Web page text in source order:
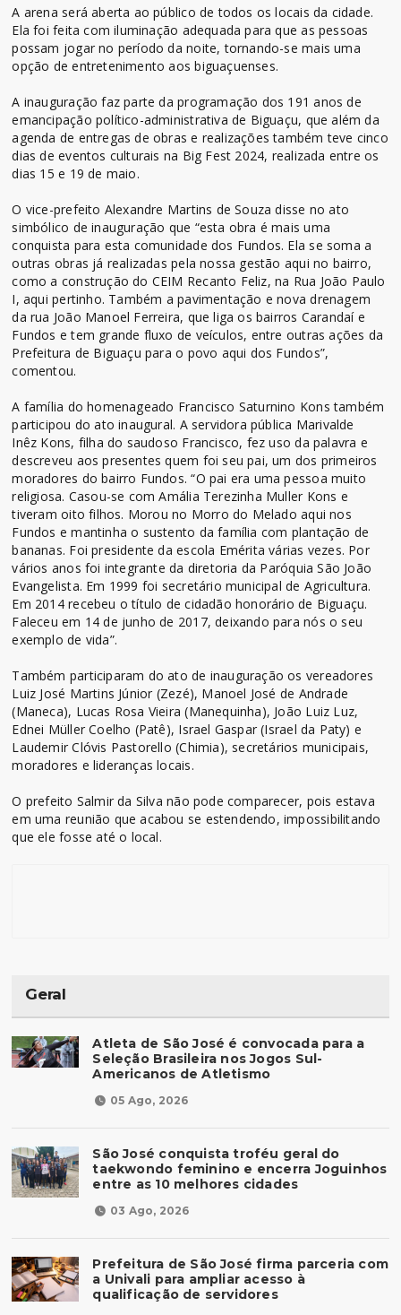
A arena será aberta ao público de todos os locais da cidade.
Ela foi feita com iluminação adequada para que as pessoas
possam jogar no período da noite, tornando-se mais uma
opção de entretenimento aos biguaçuenses.
A inauguração faz parte da programação dos 191 anos de
emancipação político-administrativa de Biguaçu, que além da
agenda de entregas de obras e realizações também teve cinco
dias de eventos culturais na Big Fest 2024, realizada entre os
dias 15 e 19 de maio.
O vice-prefeito Alexandre Martins de Souza disse no ato
simbólico de inauguração que “esta obra é mais uma
conquista para esta comunidade dos Fundos. Ela se soma a
outras obras já realizadas pela nossa gestão aqui no bairro,
como a construção do CEIM Recanto Feliz, na Rua João Paulo
I, aqui pertinho. Também a pavimentação e nova drenagem
da rua João Manoel Ferreira, que liga os bairros Carandaí e
Fundos e tem grande fluxo de veículos, entre outras ações da
Prefeitura de Biguaçu para o povo aqui dos Fundos”,
comentou.
A família do homenageado Francisco Saturnino Kons também
participou do ato inaugural. A servidora pública Marivalde
Inêz Kons, filha do saudoso Francisco, fez uso da palavra e
descreveu aos presentes quem foi seu pai, um dos primeiros
moradores do bairro Fundos. “O pai era uma pessoa muito
religiosa. Casou-se com Amália Terezinha Muller Kons e
tiveram oito filhos. Morou no Morro do Melado aqui nos
Fundos e mantinha o sustento da família com plantação de
bananas. Foi presidente da escola Emérita várias vezes. Por
vários anos foi integrante da diretoria da Paróquia São João
Evangelista. Em 1999 foi secretário municipal de Agricultura.
Em 2014 recebeu o título de cidadão honorário de Biguaçu.
Faleceu em 14 de junho de 2017, deixando para nós o seu
exemplo de vida”.
Também participaram do ato de inauguração os vereadores
Luiz José Martins Júnior (Zezé), Manoel José de Andrade
(Maneca), Lucas Rosa Vieira (Manequinha), João Luiz Luz,
Ednei Müller Coelho (Patê), Israel Gaspar (Israel da Paty) e
Laudemir Clóvis Pastorello (Chimia), secretários municipais,
moradores e lideranças locais.
O prefeito Salmir da Silva não pode comparecer, pois estava
em uma reunião que acabou se estendendo, impossibilitando
que ele fosse até o local.
Geral
Atleta de São José é convocada para a
Seleção Brasileira nos Jogos Sul-
Americanos de Atletismo
05 Ago, 2026
São José conquista troféu geral do
taekwondo feminino e encerra Joguinhos
entre as 10 melhores cidades
03 Ago, 2026
Prefeitura de São José firma parceria com
a Univali para ampliar acesso à
qualificação de servidores